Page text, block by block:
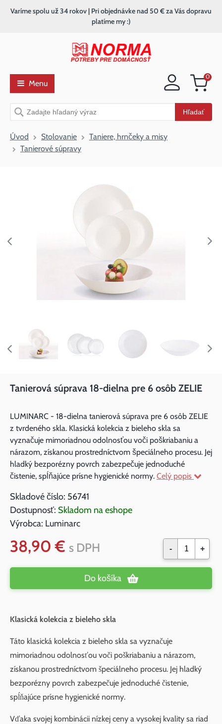
Nákupný
0
Vyhľadávanie Hľadať
Varíme spolu už 34 rokov | Pri objednávke nad 50 € za Vás dopravu
platíme my :)
Menu
Úvod Stolovanie
Taniere, hrnčeky a misy
Tanierové súpravy
Tanierová súprava 18-dielna pre 6 osôb ZELIE
LUMINARC - 18-dielna tanierová súprava pre 6 osôb ZELIE
z tvrdeného skla. Klasická kolekcia z bieleho skla sa
vyznačuje mimoriadnou odolnosťou voči poškriabaniu a
nárazom, získanou prostredníctvom špeciálneho procesu. Jej
hladký bezporézny povrch zabezpečuje jednoduché
čistenie, spĺňajúce prísne hygienické normy. Celý popis
Skladové číslo: 56741
Dostupnosť: Skladom na eshope
Výrobca: Luminarc
38,90 € s DPH - +
Do košíka
Klasická kolekcia z bieleho skla
Táto klasická kolekcia z bieleho skla sa vyznačuje
mimoriadnou odolnosťou voči poškriabaniu a nárazom,
získanou prostredníctvom špeciálneho procesu. Jej hladký
bezporézny povrch zabezpečuje jednoduché čistenie,
spĺňajúce prísne hygienické normy.
Vďaka svojej kombinácii nízkej ceny a vysokej kvality sa riad